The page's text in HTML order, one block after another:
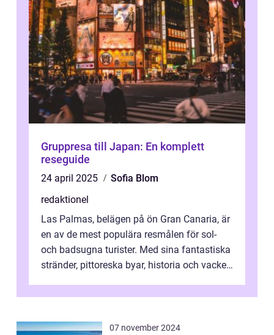
Gruppresa till Japan: En komplett
reseguide
24 april 2025
Sofia Blom
redaktionel
Las Palmas, belägen på ön Gran Canaria, är
en av de mest populära resmålen för sol-
och badsugna turister. Med sina fantastiska
stränder, pittoreska byar, historia och vacker
07 november 2024